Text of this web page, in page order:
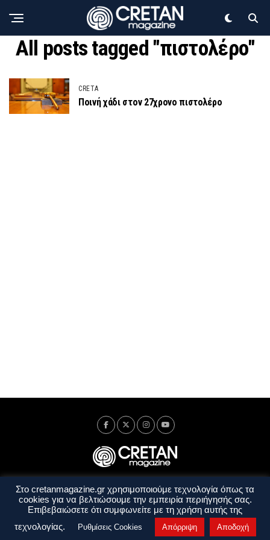
All posts tagged "πιστολέρο"
CRETA
Ποινή χάδι στον 27χρονο πιστολέρο
Ταυτότητα Πολιτική Απορρήτου
Όροι Χρήσης
Όροι και Προϋποθέσεις
Στο cretanmagazine.gr χρησιμοποιούμε τεχνολογία όπως τα
cookies για να βελτιώσουμε την εμπειρία περιήγησής σας.
Επιβεβαιώσετε ότι συμφωνείτε με τη χρήση αυτής της
τεχνολογίας.
Ρυθμίσεις Cookies Απόρριψη Αποδοχή